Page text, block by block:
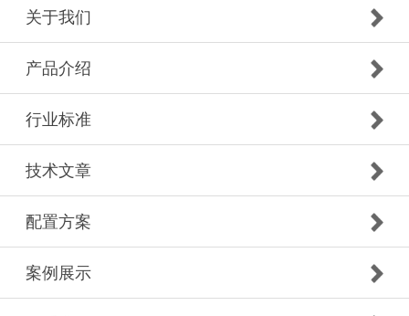
关于我们
产品介绍
行业标准
技术文章
配置方案
案例展示